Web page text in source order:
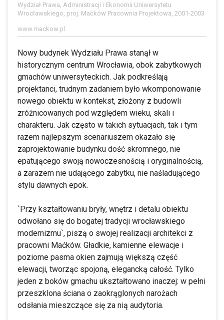
Wydział Prawa, Administracji i Ekonomii Uniwersytetu
Wrocławskiego, proj. Maćków Pracownia Projektowa, 2001-2003
www.mackow.pl
Nowy budynek Wydziału Prawa stanął w
historycznym centrum Wrocławia, obok zabytkowych
gmachów uniwersyteckich. Jak podkreślają
projektanci, trudnym zadaniem było wkomponowanie
nowego obiektu w kontekst, złożony z budowli
zróżnicowanych pod względem wieku, skali i
charakteru. Jak często w takich sytuacjach, tak i tym
razem najlepszym scenariuszem okazało się
zaprojektowanie budynku dość skromnego, nie
epatującego swoją nowoczesnością i oryginalnością,
a zarazem nie udającego zabytku, nie naśladującego
stylu dawnych epok.
`Przy kształtowaniu bryły, wnętrz i detalu obiektu
odwołano się do bogatej tradycji wrocławskiego
modernizmu`, piszą o swojej realizacji architekci z
pracowni Maćków. Gładkie, kamienne elewacje i
poziome pasma okien zajmują większą część
elewacji, tworząc spojoną, elegancką całość. Tylko
jeden z boków gmachu ukształtowano inaczej: w pełni
przeszklona ściana o zaokrąglonych narożach
odsłania mieszczące się za nią audytoria.